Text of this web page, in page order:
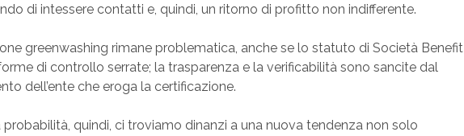
di intessere contatti e, quindi, un ritorno di profitto non indifferente.
greenwashing rimane problematica, anche se lo statuto di Società Benefit
di controllo serrate; la trasparenza e la verificabilità sono sancite dal
dell’ente che eroga la certificazione.
quindi, ci troviamo dinanzi a una nuova tendenza non solo